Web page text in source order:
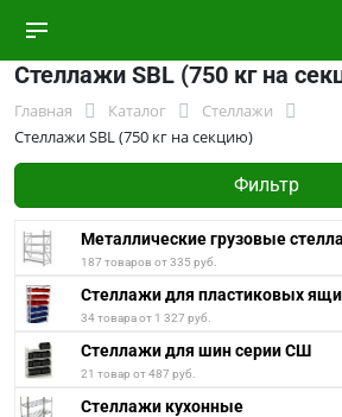
Стеллажи SBL (750 кг на
Главная Каталог
Стеллажи
Стеллажи SBL (750 кг на секцию)
Фильтр
Металлические грузовые
187 товаров от 335 руб.
Стеллажи для пластиковых
34 товара от 1 327 руб.
Стеллажи для шин серии СШ
21 товар от 487 руб.
Стеллажи кухонные